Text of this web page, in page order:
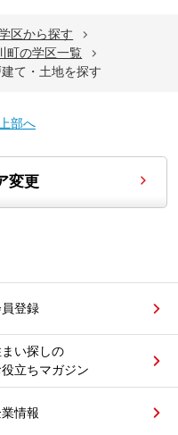
区から探す
町の学区一覧
て・土地を探す
部へ
変更
登録
い探しの
役立ちマガジン
情報